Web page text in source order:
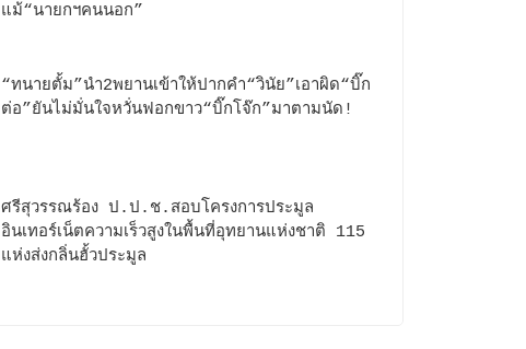
แม้“นายกฯคนนอก”
“ทนายตั้ม”นำ2พยานเข้าให้ปากคำ“วินัย”เอาผิด“บิ๊ก
ต่อ”ยันไม่มั่นใจหวั่นฟอกขาว“บิ๊กโจ๊ก”มาตามนัด!
ศรีสุวรรณร้อง ป.ป.ช.สอบโครงการประมูล
อินเทอร์เน็ตความเร็วสูงในพื้นที่อุทยานแห่งชาติ 115
แห่งส่งกลิ่นฮั้วประมูล